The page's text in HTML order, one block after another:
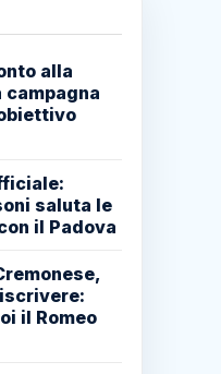
alla
campagna
saluta le
il Padova
il Romeo